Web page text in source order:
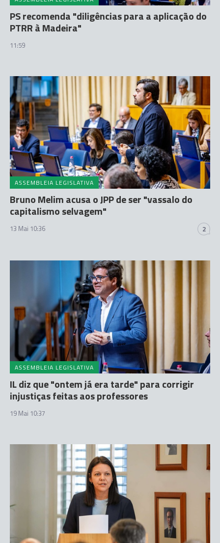
PS recomenda "diligências para a aplicação do
PTRR à Madeira"
11:59
ASSEMBLEIA LEGISLATIVA
Bruno Melim acusa o JPP de ser "vassalo do
capitalismo selvagem"
13 Mai 10:36 2
ASSEMBLEIA LEGISLATIVA
IL diz que "ontem já era tarde" para corrigir
injustiças feitas aos professores
19 Mai 10:37